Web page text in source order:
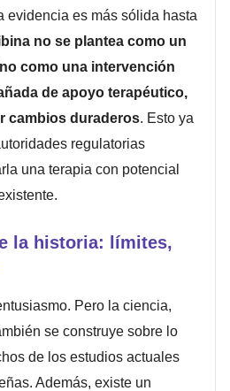
evidencia es más sólida hasta
no se plantea como un
como una intervención
de apoyo terapéutico,
cambios duraderos. Esto ya
regulatorias
una terapia con potencial
la historia: límites,
Pero la ciencia,
se construye sobre lo
de los estudios actuales
Además, existe un